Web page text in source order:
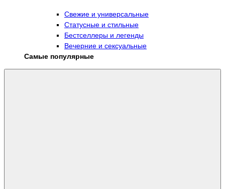
Свежие и универсальные
Статусные и стильные
Бестселлеры и легенды
Вечерние и сексуальные
Самые популярные